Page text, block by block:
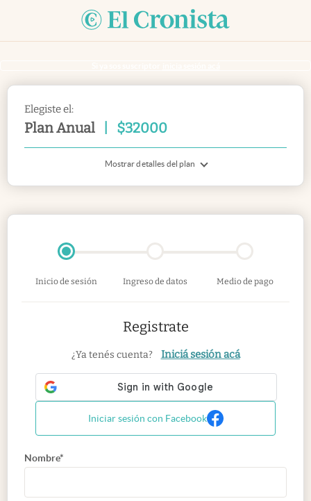
Elegiste el:
Plan Anual $32000
Mostrar detalles del plan
Inicio de sesión Ingreso de datos Medio de pago
Registrate
¿Ya tenés cuenta? Iniciá sesión acá
Iniciar sesión con Facebook
Nombre*